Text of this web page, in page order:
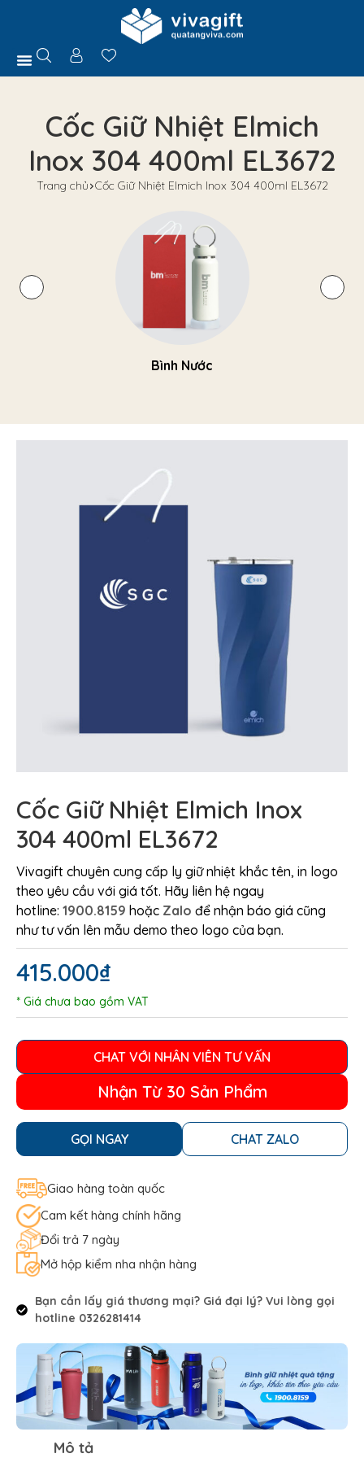
Cốc Giữ Nhiệt Elmich
Inox 304 400ml EL3672
Trang chủ Cốc Giữ Nhiệt Elmich Inox 304 400ml EL3672
Bình Nước
Cốc Giữ Nhiệt Elmich Inox
304 400ml EL3672
Vivagift chuyên cung cấp ly giữ nhiệt khắc tên, in logo
theo yêu cầu với giá tốt. Hãy liên hệ ngay
hotline: 1900.8159 hoặc Zalo để nhận báo giá cũng
như tư vấn lên mẫu demo theo logo của bạn.
415.000₫
* Giá chưa bao gồm VAT
CHAT VỚI NHÂN VIÊN TƯ VẤN
Nhận Từ 30 Sản Phẩm
GỌI NGAY CHAT ZALO
Giao hàng toàn quốc
Cam kết hàng chính hãng
Đổi trả 7 ngày
Mở hộp kiểm nha nhận hàng
Bạn cần lấy giá thương mại? Giá đại lý? Vui lòng gọi
hotline 0326281414
Mô tả